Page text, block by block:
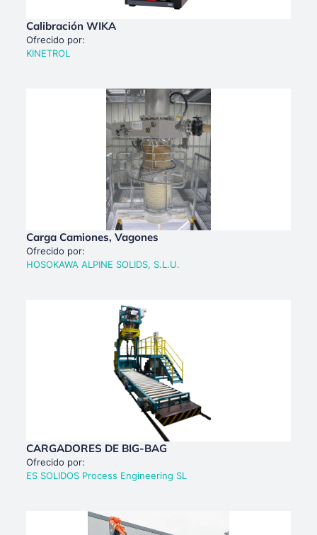
Calibración WIKA
Ofrecido por:
KINETROL
Carga Camiones, Vagones
Ofrecido por:
HOSOKAWA ALPINE SOLIDS, S.L.U.
CARGADORES DE BIG-BAG
Ofrecido por:
ES SOLIDOS Process Engineering SL